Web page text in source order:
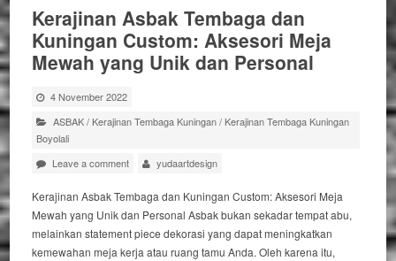
Kerajinan Asbak Tembaga dan
Kuningan Custom: Aksesori Meja
Mewah yang Unik dan Personal
4 November 2022
ASBAK/ Kerajinan Tembaga Kuningan/ Kerajinan Tembaga Kuningan
Boyolali
Leave a comment
yudaartdesign
Kerajinan Asbak Tembaga dan Kuningan Custom: Aksesori Meja
Mewah yang Unik dan Personal Asbak bukan sekadar tempat abu,
melainkan statement piece dekorasi yang dapat meningkatkan
kemewahan meja kerja atau ruang tamu Anda. Oleh karena itu,